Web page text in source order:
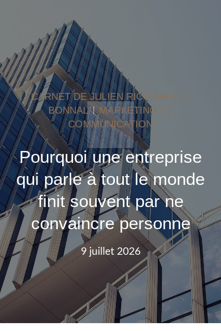
CARNET DE JULIEN RICCIARELLI-
BONNAL
MARKETING ET
COMMUNICATION
Pourquoi une entreprise
qui parle à tout le monde
finit souvent par ne
convaincre personne
9 juillet 2026